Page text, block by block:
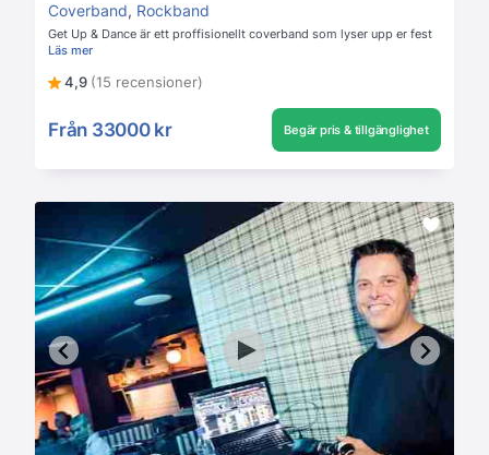
Coverband, Rockband
Get Up & Dance är ett proffisionellt coverband som lyser upp er fest
Läs mer
4,9 (15 recensioner)
Från 33000 kr Begär pris & tillgänglighet